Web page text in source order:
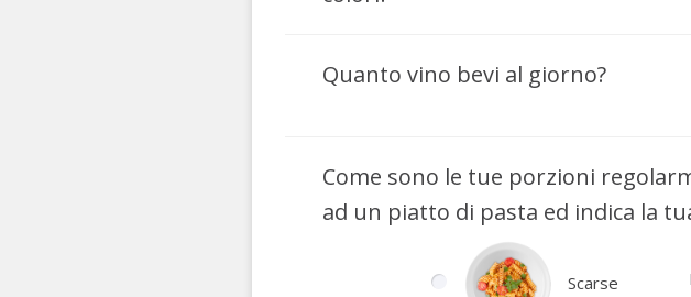
Quanto vino bevi al giorno?
Come sono le tue porzioni
ad un piatto di pasta ed indica la
Scarse